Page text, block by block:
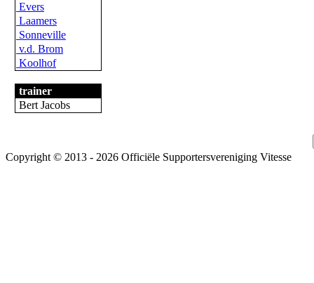
Evers
Laamers
Sonneville
v.d. Brom
Koolhof
trainer
Bert Jacobs
Copyright © 2013 - 2026 Officiële Supportersvereniging Vitesse